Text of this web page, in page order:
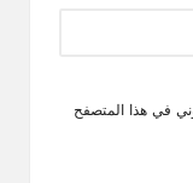
في هذا المتصفح